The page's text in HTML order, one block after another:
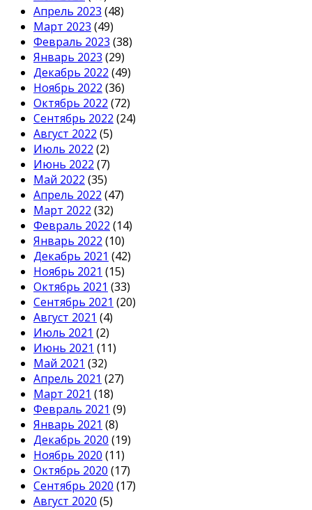
Апрель 2023 (48)
Март 2023 (49)
Февраль 2023 (38)
Январь 2023 (29)
Декабрь 2022 (49)
Ноябрь 2022 (36)
Октябрь 2022 (72)
Сентябрь 2022 (24)
Август 2022 (5)
Июль 2022 (2)
Июнь 2022 (7)
Май 2022 (35)
Апрель 2022 (47)
Март 2022 (32)
Февраль 2022 (14)
Январь 2022 (10)
Декабрь 2021 (42)
Ноябрь 2021 (15)
Октябрь 2021 (33)
Сентябрь 2021 (20)
Август 2021 (4)
Июль 2021 (2)
Июнь 2021 (11)
Май 2021 (32)
Апрель 2021 (27)
Март 2021 (18)
Февраль 2021 (9)
Январь 2021 (8)
Декабрь 2020 (19)
Ноябрь 2020 (11)
Октябрь 2020 (17)
Сентябрь 2020 (17)
Август 2020 (5)